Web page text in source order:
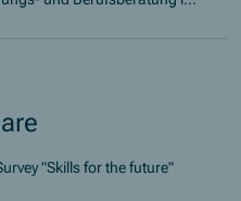
"Skills for the future"